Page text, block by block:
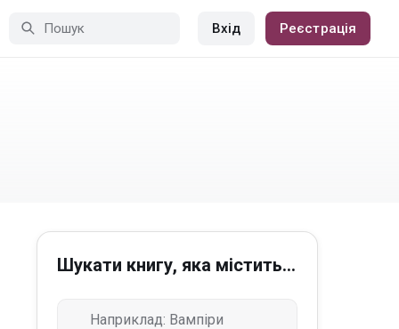
Вхід Реєстрація
Шукати книгу, яка містить...